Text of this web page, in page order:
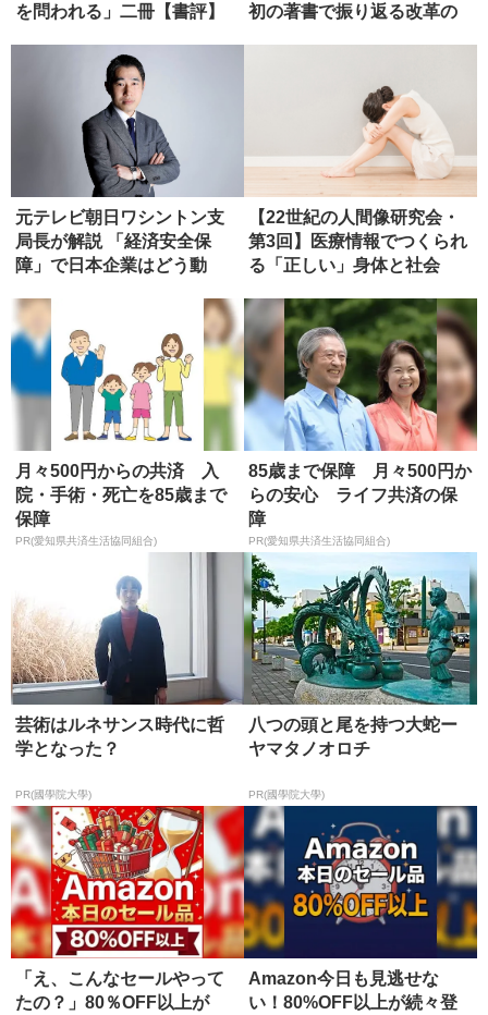
を問われる」二冊【書評】
初の著書で振り返る改革の
元テレビ朝日ワシントン支
局長が解説 「経済安全保
障」で日本企業はどう動
【22世紀の人間像研究会・
第3回】医療情報でつくられ
る「正しい」身体と社会
月々500円からの共済 入
院・手術・死亡を85歳まで
保障
PR(愛知県共済生活協同組合)
85歳まで保障 月々500円か
らの安心 ライフ共済の保
障
PR(愛知県共済生活協同組合)
芸術はルネサンス時代に哲
学となった？
PR(國學院大學)
八つの頭と尾を持つ大蛇ー
ヤマタノオロチ
PR(國學院大學)
「え、こんなセールやって
たの？」80％OFF以上が
Amazon今日も見逃せな
い！80%OFF以上が続々登